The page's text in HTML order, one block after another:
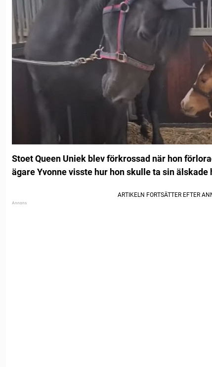
Stoet Queen Uniek blev förkrossad när hon
ägare Yvonne visste hur hon skulle ta sin älskade